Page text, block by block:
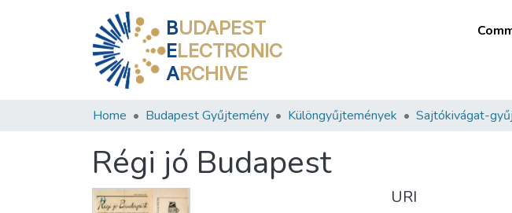
BUDAPEST
ELECTRONIC
ARCHIVE
Home Budapest Gyűjtemény Különgyűjtemények Sajtókivágat-
Régi jó Budapest
URI